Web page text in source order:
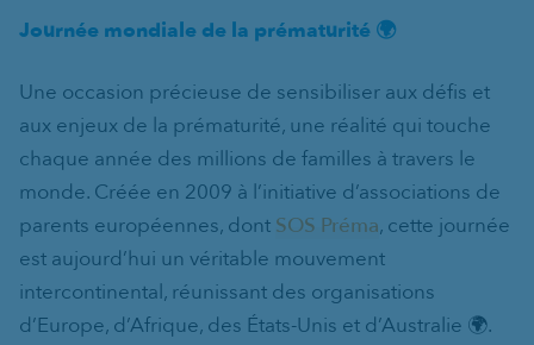
Journée mondiale de la prématurité 🌍
Une occasion précieuse de sensibiliser aux défis et
aux enjeux de la prématurité, une réalité qui touche
chaque année des millions de familles à travers le
monde. Créée en 2009 à l’initiative d’associations de
parents européennes, dont SOS Préma, cette journée
est aujourd’hui un véritable mouvement
intercontinental, réunissant des organisations
d’Europe, d’Afrique, des États-Unis et d’Australie 🌍.